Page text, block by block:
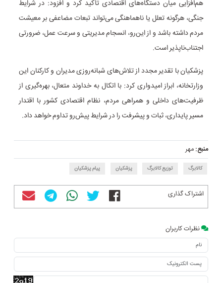
هم‌افزایی میان دستگاه‌های اقتصادی تأکید کرد و افزود: در شرایط
جنگی، هرگونه تعلل یا ناهماهنگی می‌تواند تبعات مضاعفی بر معیشت
مردم داشته باشد و از این‌رو، انسجام مدیریتی و سرعت عمل، ضرورتی
اجتناب‌ناپذیر است.
پزشکیان با تقدیر مجدد از تلاش‌های شبانه‌روزی مدیران و کارکنان این
وزارتخانه، ابراز امیدواری کرد: با اتکال به خداوند متعال، بهره‌گیری از
ظرفیت‌های داخلی و همراهی مردم، نظام اقتصادی کشور با اقتدار
مسیر پایداری، ثبات و پیشرفت را در شرایط پیش‌رو تداوم خواهد داد.
منبع:مهر
کالابرگ توزیع کالابرگ پزشکیان پیام پزشکیان
اشتراک گذاری
نظرات کاربران